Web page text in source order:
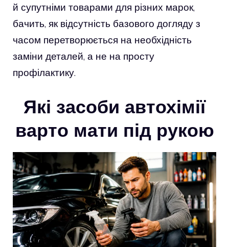
й супутніми товарами для різних марок,
бачить, як відсутність базового догляду з
часом перетворюється на необхідність
заміни деталей, а не на просту
профілактику.
Які засоби автохімії
варто мати під рукою